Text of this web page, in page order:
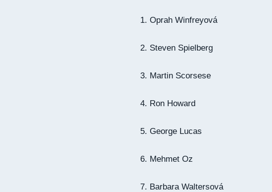
1. Oprah Winfreyová
2. Steven Spielberg
3. Martin Scorsese
4. Ron Howard
5. George Lucas
6. Mehmet Oz
7. Barbara Waltersová